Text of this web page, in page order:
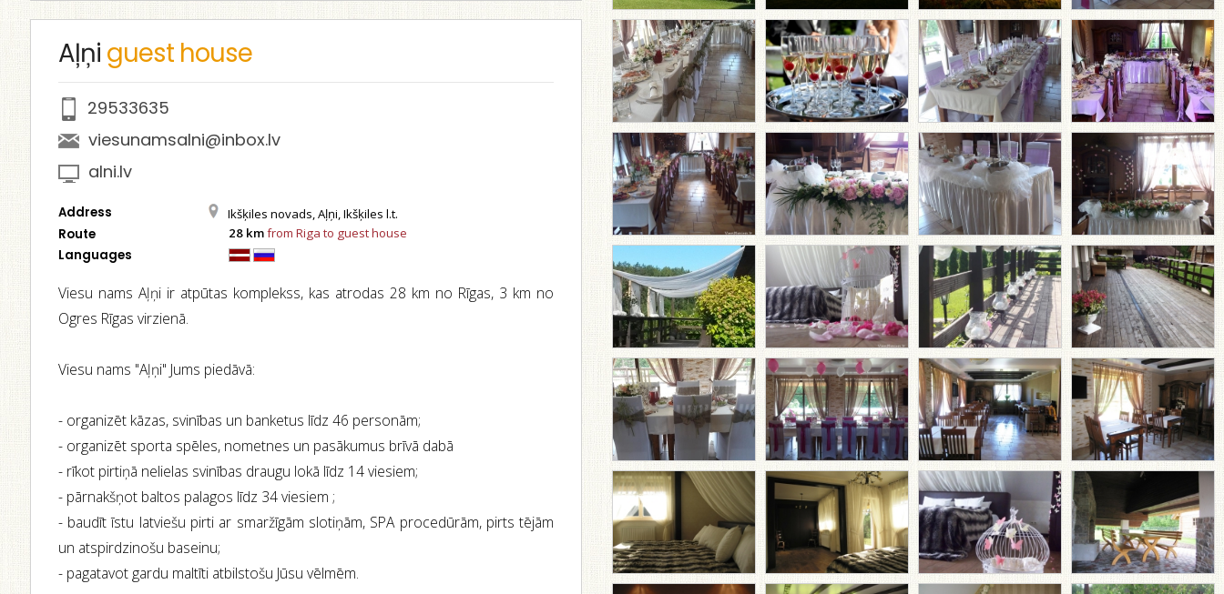
Aļņi guest house
29533635
viesunamsalni@inbox.lv
alni.lv
Address Ikšķiles novads, Aļņi, Ikšķiles l.t.
Route 28 kmfrom Riga to guest house
Languages
Viesu nams Aļņi ir atpūtas komplekss, kas atrodas 28 km no Rīgas, 3 km no
Ogres Rīgas virzienā.
Viesu nams "Aļņi" Jums piedāvā:
- organizēt kāzas, svinības un banketus līdz 46 personām;
- organizēt sporta spēles, nometnes un pasākumus brīvā dabā
- rīkot pirtiņā nelielas svinības draugu lokā līdz 14 viesiem;
- pārnakšņot baltos palagos līdz 34 viesiem ;
- baudīt īstu latviešu pirti ar smaržīgām slotiņām, SPA procedūrām, pirts tējām
un atspirdzinošu baseinu;
- pagatavot gardu maltīti atbilstošu Jūsu vēlmēm.